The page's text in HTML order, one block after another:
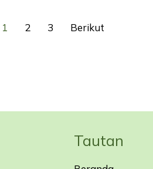
1 2 3 Berikut
Tautan